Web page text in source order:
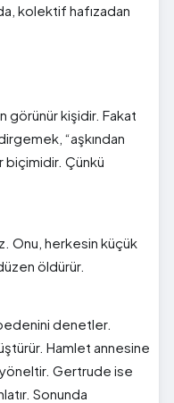
kolektif hafızadan
görünür kişidir. Fakat
“aşkından
biçimidir. Çünkü
Onu, herkesin küçük
öldürür.
denetler.
Hamlet annesine
Gertrude ise
Sonunda